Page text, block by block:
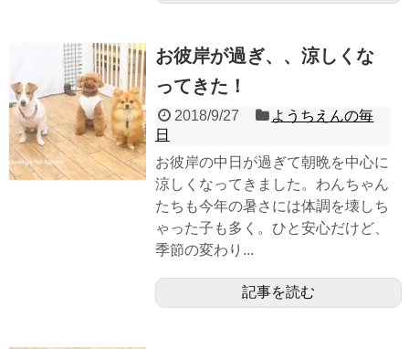
お彼岸が過ぎ、、涼しくな
ってきた！
2018/9/27
ようちえんの毎
日
お彼岸の中日が過ぎて朝晩を中心に
涼しくなってきました。わんちゃん
たちも今年の暑さには体調を壊しち
ゃった子も多く。ひと安心だけど、
季節の変わり...
記事を読む